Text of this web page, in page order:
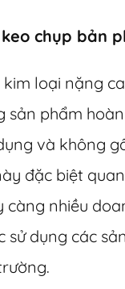
chụp bản
kim loại nặng
sản phẩm
và không
đặc biệt
càng nhiều
sử dụng các